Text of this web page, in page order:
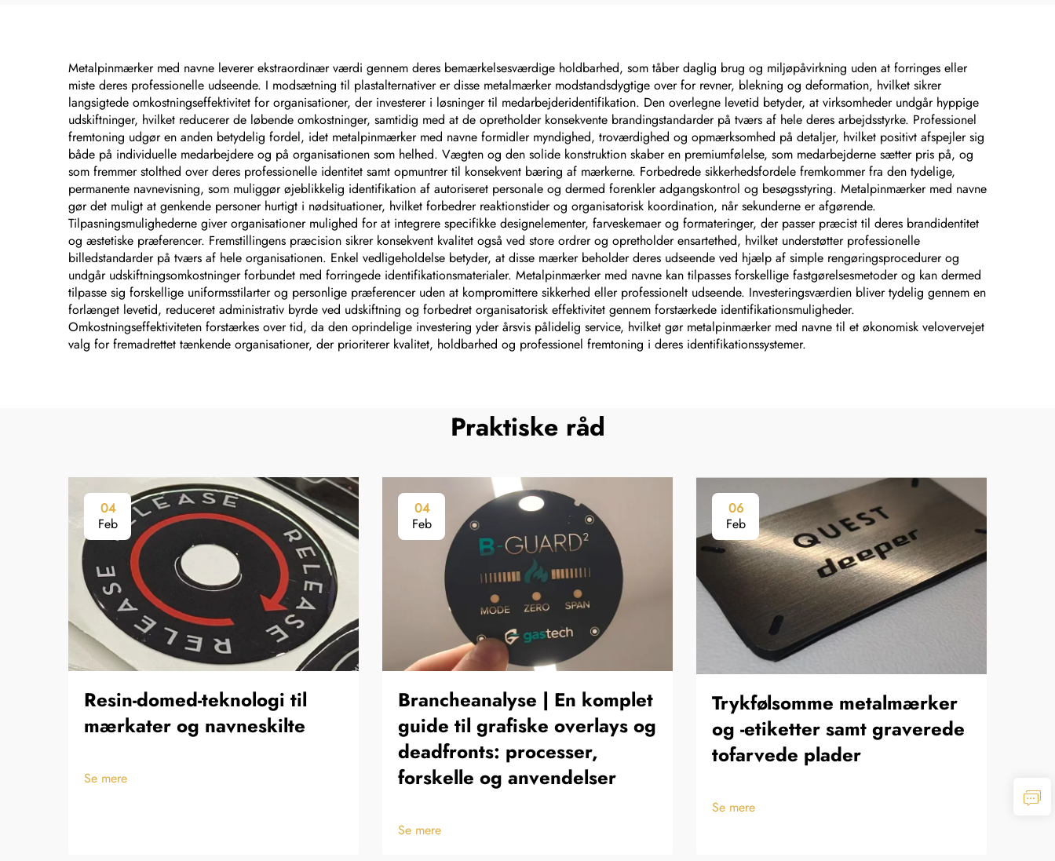
forhøjet metallogo-
plade
Metalpinmærker med navne leverer ekstraordinær værdi gennem deres bemærkelsesværdige holdbarhed, som tåber daglig brug og miljøpåvirkning uden at forringes eller
miste deres professionelle udseende. I modsætning til plastalternativer er disse metalmærker modstandsdygtige over for revner, blekning og deformation, hvilket sikrer
langsigtede omkostningseffektivitet for organisationer, der investerer i løsninger til medarbejderidentifikation. Den overlegne levetid betyder, at virksomheder undgår hyppige
udskiftninger, hvilket reducerer de løbende omkostninger, samtidig med at de opretholder konsekvente brandingstandarder på tværs af hele deres arbejdsstyrke. Professionel
fremtoning udgør en anden betydelig fordel, idet metalpinmærker med navne formidler myndighed, troværdighed og opmærksomhed på detaljer, hvilket positivt afspejler sig
både på individuelle medarbejdere og på organisationen som helhed. Vægten og den solide konstruktion skaber en premiumfølelse, som medarbejderne sætter pris på, og
som fremmer stolthed over deres professionelle identitet samt opmuntrer til konsekvent bæring af mærkerne. Forbedrede sikkerhedsfordele fremkommer fra den tydelige,
permanente navnevisning, som muliggør øjeblikkelig identifikation af autoriseret personale og dermed forenkler adgangskontrol og besøgsstyring. Metalpinmærker med navne
gør det muligt at genkende personer hurtigt i nødsituationer, hvilket forbedrer reaktionstider og organisatorisk koordination, når sekunderne er afgørende.
Tilpasningsmulighederne giver organisationer mulighed for at integrere specifikke designelementer, farveskemaer og formateringer, der passer præcist til deres brandidentitet
og æstetiske præferencer. Fremstillingens præcision sikrer konsekvent kvalitet også ved store ordrer og opretholder ensartethed, hvilket understøtter professionelle
billedstandarder på tværs af hele organisationen. Enkel vedligeholdelse betyder, at disse mærker beholder deres udseende ved hjælp af simple rengøringsprocedurer og
undgår udskiftningsomkostninger forbundet med forringede identifikationsmaterialer. Metalpinmærker med navne kan tilpasses forskellige fastgørelsesmetoder og kan dermed
tilpasse sig forskellige uniformsstilarter og personlige præferencer uden at kompromittere sikkerhed eller professionelt udseende. Investeringsværdien bliver tydelig gennem en
forlænget levetid, reduceret administrativ byrde ved udskiftning og forbedret organisatorisk effektivitet gennem forstærkede identifikationsmuligheder.
Omkostningseffektiviteten forstærkes over tid, da den oprindelige investering yder årsvis pålidelig service, hvilket gør metalpinmærker med navne til et økonomisk velovervejet
valg for fremadrettet tænkende organisationer, der prioriterer kvalitet, holdbarhed og professionel fremtoning i deres identifikationssystemer.
Praktiske råd
04
Feb
Resin-domed-teknologi til
mærkater og navneskilte
Se mere
04
Feb
Brancheanalyse | En komplet
guide til grafiske overlays og
deadfronts: processer,
forskelle og anvendelser
Se mere
06
Feb
Trykfølsomme metalmærker
og -etiketter samt graverede
tofarvede plader
Se mere